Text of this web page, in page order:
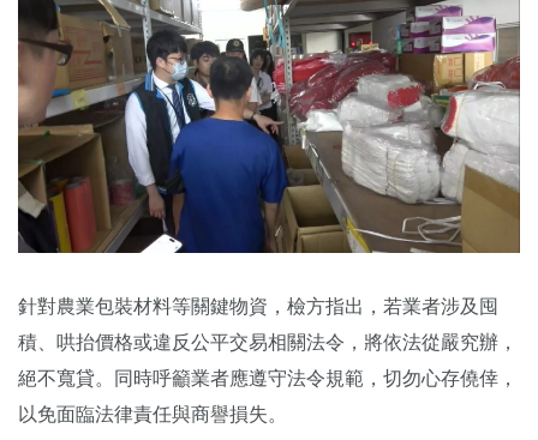
針對農業包裝材料等關鍵物資，檢方指出，若業者涉及囤
積、哄抬價格或違反公平交易相關法令，將依法從嚴究辦，
絕不寬貸。同時呼籲業者應遵守法令規範，切勿心存僥倖，
以免面臨法律責任與商譽損失。